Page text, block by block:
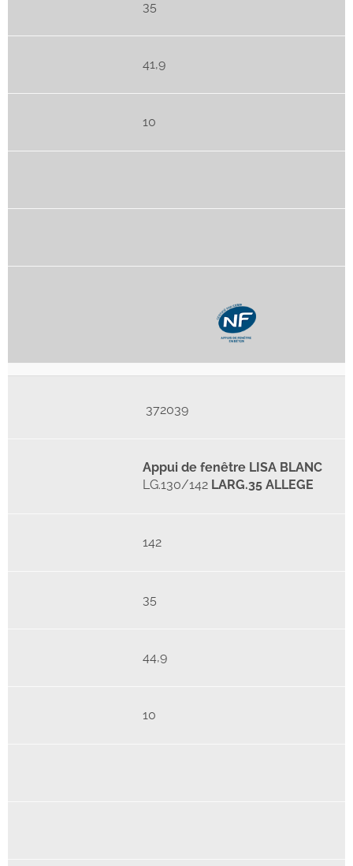
35
41,9
10
372039
Appui de fenêtre LISA BLANC
LG.130/142 LARG.35 ALLEGE
142
35
44,9
10